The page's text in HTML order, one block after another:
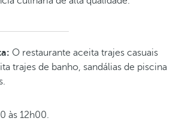
O restaurante aceita trajes casuais
trajes de banho, sandálias de piscina
às 12h00.